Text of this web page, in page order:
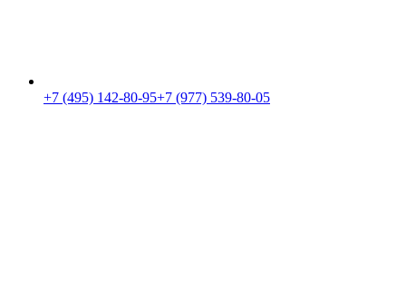
+7 (495) 142-80-95+7 (977) 539-80-05